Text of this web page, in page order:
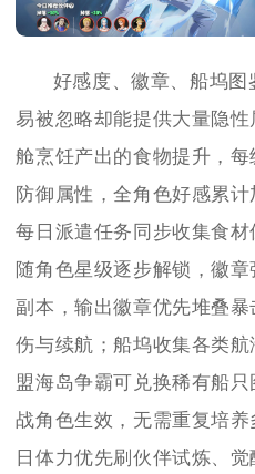
好感度、徽章、船坞
易被忽略却能提供大量隐
舱烹饪产出的食物提升，每
防御属性，全角色好感累计
每日派遣任务同步收集食
随角色星级逐步解锁，徽
副本，输出徽章优先堆叠
伤与续航；船坞收集各类
盟海岛争霸可兑换稀有船
战角色生效，无需重复培
日体力优先刷伙伴试炼、